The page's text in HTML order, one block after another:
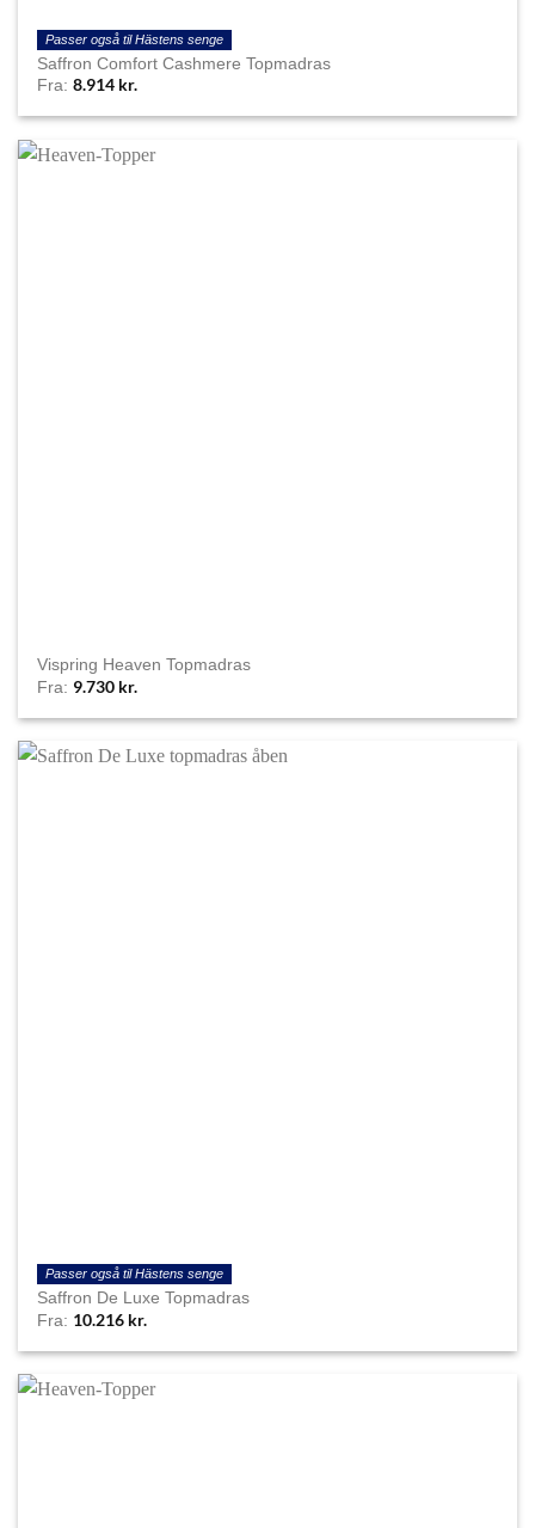
Passer også til Hästens senge
Saffron Comfort Cashmere Topmadras
Fra:8.914 kr.
Vispring Heaven Topmadras
Fra: 9.730 kr.
Passer også til Hästens senge
Saffron De Luxe Topmadras
Fra: 10.216 kr.